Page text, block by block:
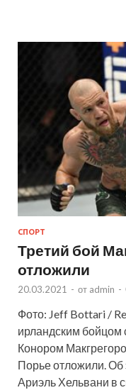
СПОРТ
Третий бой
отложили
20.03.2021 - от admin -
Фото: Jeff Bottari /
ирландским
Конором
Порье отложили. Об
Ариэль Хельвани в